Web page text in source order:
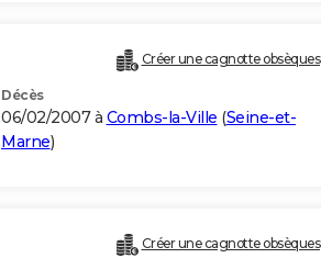
Créer une cagnotte obsèques
Décès
06/02/2007 à Combs-la-Ville (Seine-et-
Marne)
Créer une cagnotte obsèques